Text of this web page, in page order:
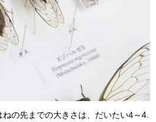
の先までの大きさは、だいたい4～4.